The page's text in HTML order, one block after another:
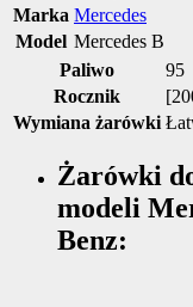
Marka Mercedes
Model Mercedes B
Paliwo
95
Rocznik
Wymiana żarówki
Żarówki
modeli
Benz: